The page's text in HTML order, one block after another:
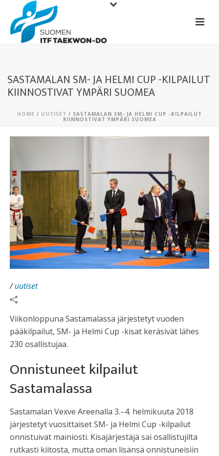
SASTAMALAN SM- JA HELMI CUP -KILPAILUT
KIINNOSTIVAT YMPÄRI SUOMEA
HOME / UUTISET / SASTAMALAN SM- JA HELMI CUP -KILPAILUT
KIINNOSTIVAT YMPÄRI SUOMEA
/uutiset
Viikonloppuna Sastamalassa järjestetyt vuoden
pääkilpailut, SM- ja Helmi Cup -kisat keräsivät lähes
230 osallistujaa.
Onnistuneet kilpailut
Sastamalassa
Sastamalan Vexve Areenalla 3.–4. helmikuuta 2018
järjestetyt vuosittaiset SM- ja Helmi Cup -kilpailut
onnistuivat mainiosti. Kisajärjestäjä sai osallistujilta
rutkasti kiitosta, mutta oman lisänsä onnistuneisiin